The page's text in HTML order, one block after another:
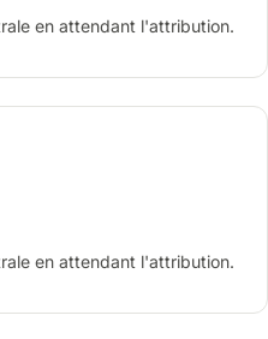
en attendant l'attribution.
en attendant l'attribution.